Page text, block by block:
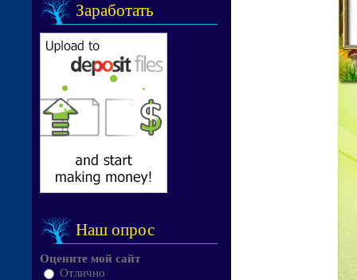
Заработать
Наш опрос
Оцените мой сайт
Отлично